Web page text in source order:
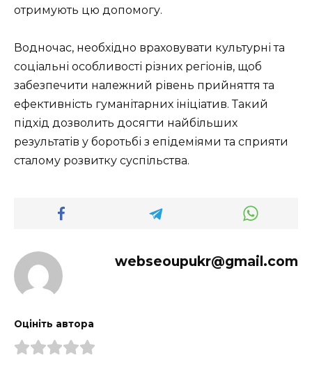
отримують цю допомогу.
Водночас, необхідно враховувати культурні та
соціальні особливості різних регіонів, щоб
забезпечити належний рівень прийняття та
ефективність гуманітарних ініціатив. Такий
підхід дозволить досягти найбільших
результатів у боротьбі з епідеміями та сприяти
сталому розвитку суспільства.
webseoupukr@gmail.com
Оцініть автора